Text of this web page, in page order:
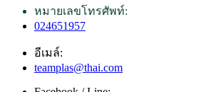
หมายเลขโทรศัพท์:
024651957
อีเมล์:
teamplas@thai.com